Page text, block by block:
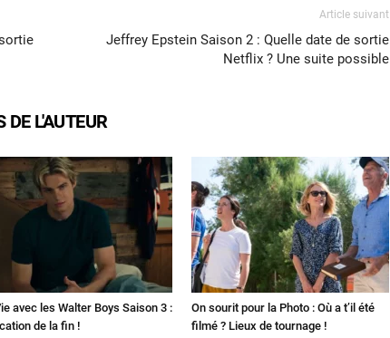
Article suivant
Jeffrey Epstein Saison 2 : Quelle date de sortie
Netflix ? Une suite possible
DE L'AUTEUR
avec les Walter Boys Saison 3 :
de la fin !
On sourit pour la Photo : Où a t’il été
filmé ? Lieux de tournage !